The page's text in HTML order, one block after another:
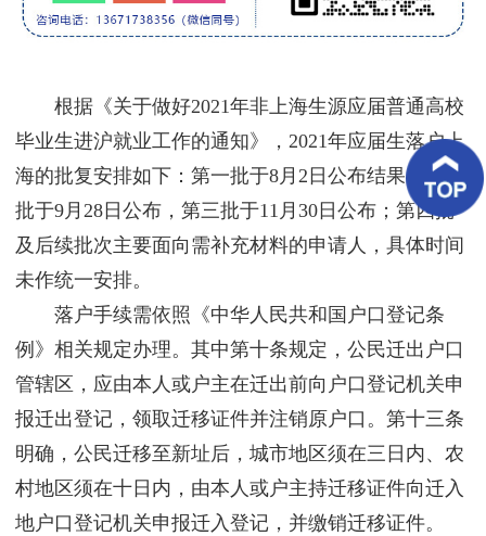
务
优
案
客
好
评
闻
资
讯
联
系
我
们
根据《关于做好2021年非上海生源应届普通高校
毕业生进沪就业工作的通知》，2021年应届生落户上
海的批复安排如下：第一批于8月2日公布结果，第二
批于9月28日公布，第三批于11月30日公布；第四批
及后续批次主要面向需补充材料的申请人，具体时间
未作统一安排。
落户手续需依照《中华人民共和国户口登记条
例》相关规定办理。其中第十条规定，公民迁出户口
管辖区，应由本人或户主在迁出前向户口登记机关申
报迁出登记，领取迁移证件并注销原户口。第十三条
明确，公民迁移至新址后，城市地区须在三日内、农
村地区须在十日内，由本人或户主持迁移证件向迁入
地户口登记机关申报迁入登记，并缴销迁移证件。